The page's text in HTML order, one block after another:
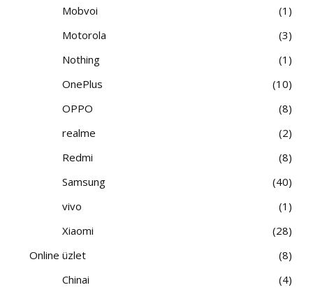
Mobvoi
1
Motorola
3
Nothing
1
OnePlus
10
OPPO
8
realme
2
Redmi
8
Samsung
40
vivo
1
Xiaomi
28
Online üzlet
8
Chinai
4